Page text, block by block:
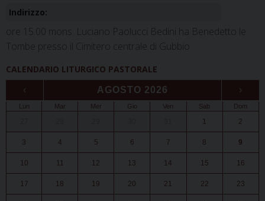
Indirizzo:
ore 15.00 mons. Luciano Paolucci Bedini ha Benedetto le
Tombe presso il Cimitero centrale di Gubbio
CALENDARIO LITURGICO PASTORALE
‹ AGOSTO 2026 ›
Lun Mar Mer Gio Ven Sab Dom
1 2
3 4 5 6 7 8 9
10 11 12 13 14 15 16
17 18 19 20 21 22 23